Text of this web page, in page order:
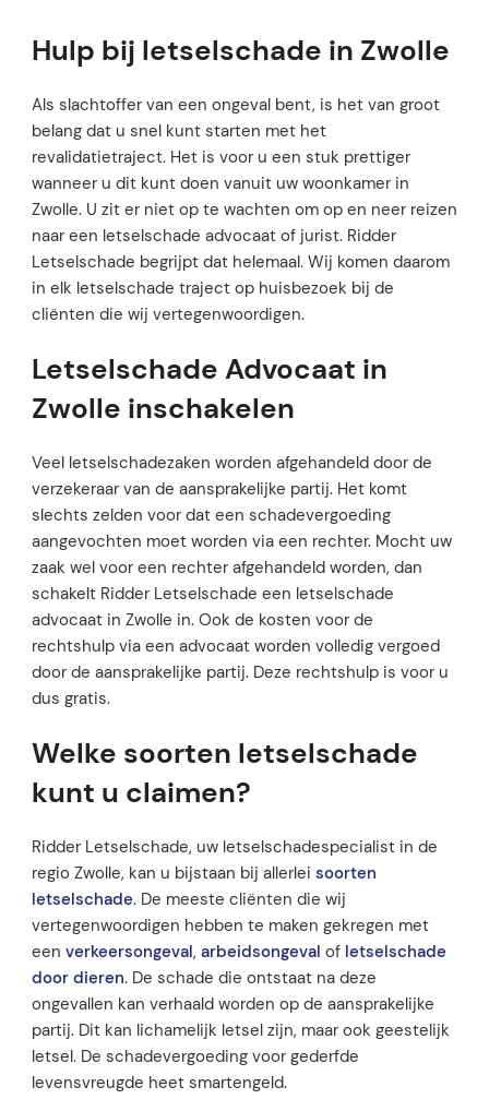
Hulp bij letselschade in Zwolle
Als slachtoffer van een ongeval bent, is het van groot
belang dat u snel kunt starten met het
revalidatietraject. Het is voor u een stuk prettiger
wanneer u dit kunt doen vanuit uw woonkamer in
Zwolle. U zit er niet op te wachten om op en neer reizen
naar een letselschade advocaat of jurist. Ridder
Letselschade begrijpt dat helemaal. Wij komen daarom
in elk letselschade traject op huisbezoek bij de
cliënten die wij vertegenwoordigen.
Letselschade Advocaat in
Zwolle inschakelen
Veel letselschadezaken worden afgehandeld door de
verzekeraar van de aansprakelijke partij. Het komt
slechts zelden voor dat een schadevergoeding
aangevochten moet worden via een rechter. Mocht uw
zaak wel voor een rechter afgehandeld worden, dan
schakelt Ridder Letselschade een letselschade
advocaat in Zwolle in. Ook de kosten voor de
rechtshulp via een advocaat worden volledig vergoed
door de aansprakelijke partij. Deze rechtshulp is voor u
dus gratis.
Welke soorten letselschade
kunt u claimen?
Ridder Letselschade, uw letselschadespecialist in de
regio Zwolle, kan u bijstaan bij allerlei soorten
letselschade. De meeste cliënten die wij
vertegenwoordigen hebben te maken gekregen met
een verkeersongeval, arbeidsongeval of letselschade
door dieren. De schade die ontstaat na deze
ongevallen kan verhaald worden op de aansprakelijke
partij. Dit kan lichamelijk letsel zijn, maar ook geestelijk
letsel. De schadevergoeding voor gederfde
levensvreugde heet smartengeld.